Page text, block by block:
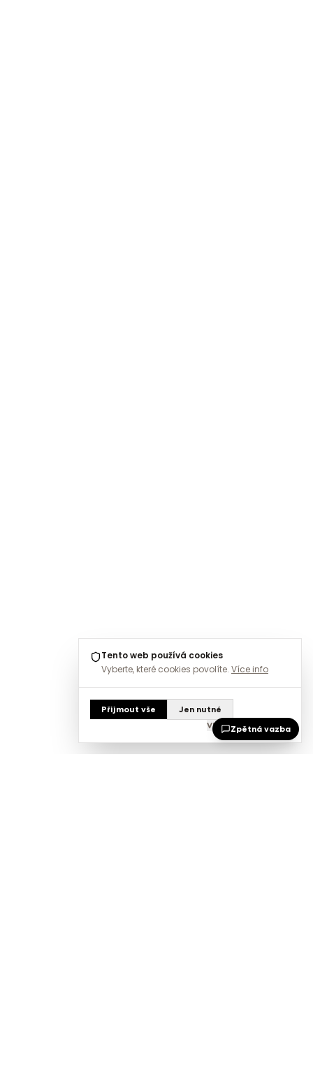
Tento web používá cookies
Vyberte, které cookies povolíte. Více info
Přijmout vše
Jen nutné
Vlastní nastavení
Zpětná vazba